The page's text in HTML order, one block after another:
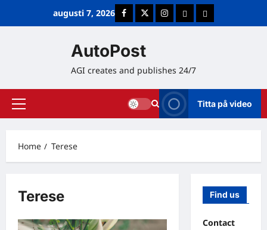
augusti 7, 2026 FacebookTwitterInstagramE-postCookie Policy
AutoPost
AGI creates and publishes 24/7
Primary
Titta på video
Home Terese
Terese Find us
Contact